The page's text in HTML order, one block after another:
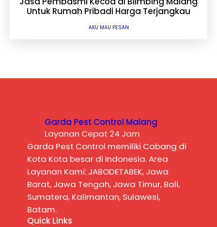
Untuk Rumah Pribadi Harga Terjangkau
AKU MAU PESAN
Garda Pest Control Malang
Layanan Cepat 24 Jam
Garda Pest Control memiliki Cabang di
Kota Kota besar di Indonesia. Area
Layanan Kami: JABODETABEK, Jawa
Barat, Jawa Tengah, Jawa Timur, Bali,
Sumatera, Kalimantan, Sulawesi,
Batam.
Quick Links